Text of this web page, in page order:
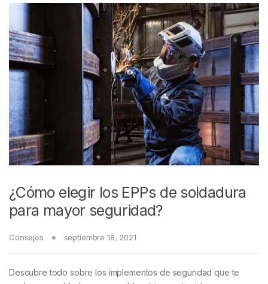
¿Cómo elegir los EPPs de soldadura
para mayor seguridad?
Consejos septiembre 18, 2021
Descubre todo sobre los implementos de seguridad que te